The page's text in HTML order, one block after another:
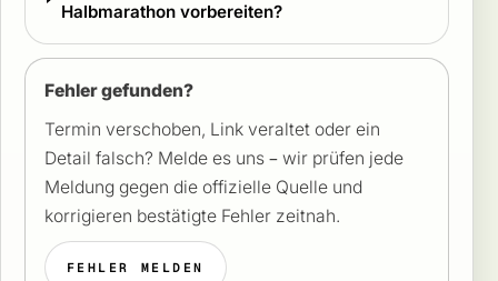
Halbmarathon vorbereiten?
Fehler gefunden?
Termin verschoben, Link veraltet oder ein
Detail falsch? Melde es uns – wir prüfen jede
Meldung gegen die offizielle Quelle und
korrigieren bestätigte Fehler zeitnah.
FEHLER MELDEN